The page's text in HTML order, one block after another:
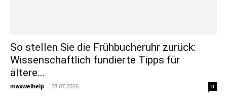
So stellen Sie die Frühbucheruhr zurück:
Wissenschaftlich fundierte Tipps für
ältere...
maxwelhelp - 28.07.2026 0